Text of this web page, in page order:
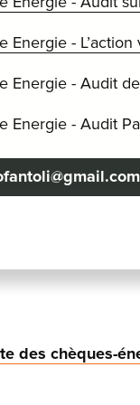
Energie -
Energie - Audit
Energie - Audit
des chèques-